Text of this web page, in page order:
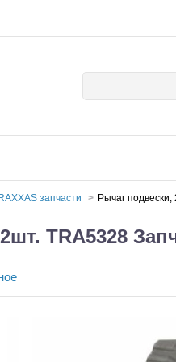
Автомодели для
запчасти Рычаг
TRA5328